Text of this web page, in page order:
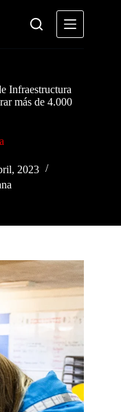
Infraestructura
más de 4.000
2023